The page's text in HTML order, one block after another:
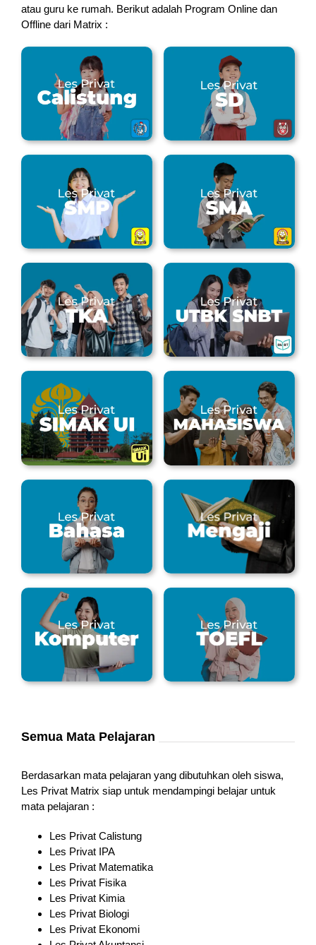
atau guru ke rumah. Berikut adalah Program Online dan
Offline dari Matrix :
Semua Mata Pelajaran
Berdasarkan mata pelajaran yang dibutuhkan oleh siswa,
Les Privat Matrix siap untuk mendampingi belajar untuk
mata pelajaran :
Les Privat Calistung
Les Privat IPA
Les Privat Matematika
Les Privat Fisika
Les Privat Kimia
Les Privat Biologi
Les Privat Ekonomi